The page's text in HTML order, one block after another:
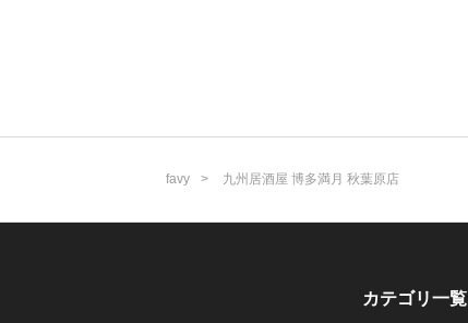
favy 九州居酒屋 博多満月 秋葉原店
カテゴリ一覧